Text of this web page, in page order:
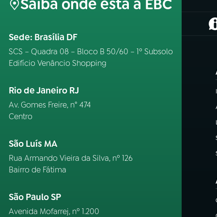
Saiba onde está a EBC
Sede: Brasília DF
SCS – Quadra 08 – Bloco B 50/60 – 1º Subsolo
Edifício Venâncio Shopping
Rio de Janeiro RJ
Av. Gomes Freire, n° 474
Centro
São Luís MA
Rua Armando Vieira da Silva, nº 126
Bairro de Fátima
São Paulo SP
Avenida Mofarrej, nº 1.200